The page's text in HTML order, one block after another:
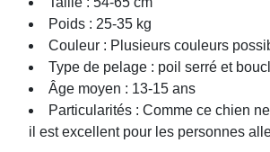
Poids : 25-35 kg
Couleur : Plusieurs couleurs
Type de pelage : poil serré et
Âge moyen : 13-15 ans
Particularités : Comme ce chien
il est excellent pour les personnes